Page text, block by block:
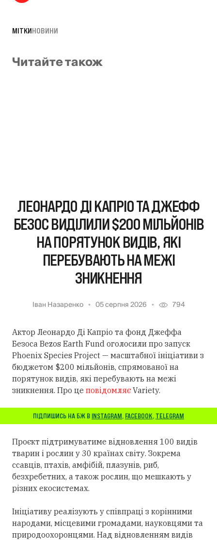
МІТКИНОВИНИ
Читайте також
ЛЕОНАРДО ДІ КАПРІО ТА ДЖЕФФ
БЕЗОС ВИДІЛИЛИ $200 МІЛЬЙОНІВ
НА ПОРЯТУНОК ВИДІВ, ЯКІ
ПЕРЕБУВАЮТЬ НА МЕЖІ
ЗНИКНЕННЯ
Іван Назаренко 05 серпня 2026 794
Актор Леонардо Ді Капріо та фонд Джеффа
Безоса Bezos Earth Fund оголосили про запуск
Phoenix Species Project — масштабної ініціативи з
бюджетом $200 мільйонів, спрямованої на
порятунок видів, які перебувають на межі
зникнення. Про це повідомляєVariety.
ПІДПИШИСЬ НА БЖ В INSTAGRAM, FACEBOOK, TELEGRAM
Проєкт підтримуватиме відновлення 100 видів
тварин і рослин у 30 країнах світу. Зокрема
ссавців, птахів, амфібій, плазунів, риб,
безхребетних, а також рослин, що мешкають у
різних екосистемах.
Ініціативу реалізують у співпраці з корінними
народами, місцевими громадами, науковцями та
природоохоронцями. Над відновленням видів